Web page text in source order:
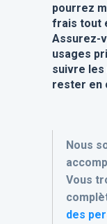
pourrez
frais tout
Assurez-
usages
suivre
rester en
Nous
Vous
des